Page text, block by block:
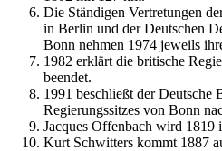
Die Ständigen Vertretungen
in Berlin und der Deutschen
Bonn nehmen 1974 jeweils
1982 erklärt die britische
beendet.
1991 beschließt der Deutsche
Regierungssitzes von Bonn
Jacques Offenbach wird 1819
Kurt Schwitters kommt 1887